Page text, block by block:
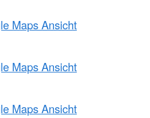
Maps Ansicht
Maps Ansicht
Maps Ansicht